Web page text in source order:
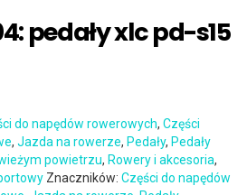
pedały xlc pd-s15
do napędów rowerowych, Części
, Jazda na rowerze, Pedały, Pedały
powietrzu, Rowery i akcesoria,
Znaczników: Części do napędów